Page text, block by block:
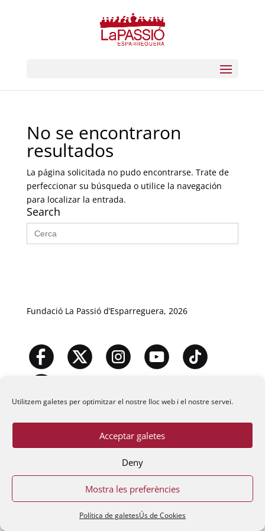
Utilitzem galetes per optimitzar el nostre lloc web i el nostre servei.
Acceptar galetes
Deny
Mostra les preferències
Política de galetesÚs de Cookies
No se encontraron
resultados
La página solicitada no pudo encontrarse. Trate de
perfeccionar su búsqueda o utilice la navegación
para localizar la entrada.
Search
Buscar:
Fundació La Passió d’Esparreguera, 2026